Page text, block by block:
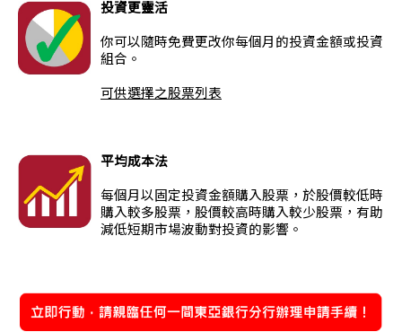
投資更靈活
你可以隨時免費更改你每個月的投資金額或投資
組合。
可供選擇之股票列表
平均成本法
每個月以固定投資金額購入股票，於股價較低時
購入較多股票，股價較高時購入較少股票，有助
減低短期市場波動對投資的影響。